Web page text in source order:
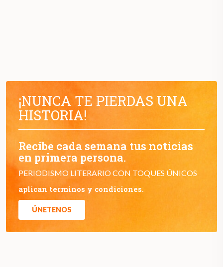
¡NUNCA TE PIERDAS UNA
HISTORIA!
Recibe cada semana tus noticias
en primera persona.
PERIODISMO LITERARIO CON TOQUES ÚNICOS
aplican terminos y condiciones.
ÚNETENOS